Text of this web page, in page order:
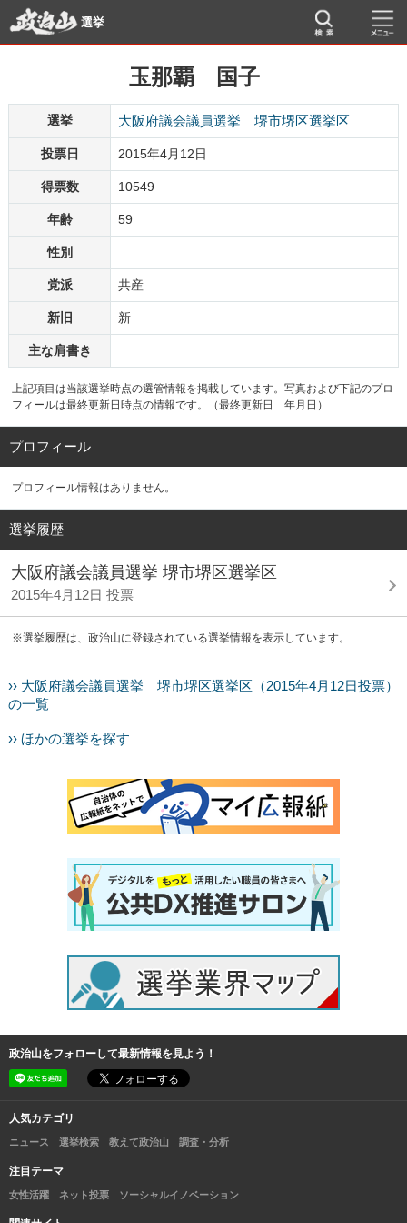
選挙
玉那覇 国子
選挙 大阪府議会議員選挙 堺市堺区選挙区
投票日 2015年4月12日
得票数 10549
年齢 59
性別
党派 共産
新旧 新
主な肩書き
上記項目は当該選挙時点の選管情報を掲載しています。写真および下記のプロ
フィールは最終更新日時点の情報です。（最終更新日 年月日）
プロフィール
プロフィール情報はありません。
選挙履歴
大阪府議会議員選挙 堺市堺区選挙区
2015年4月12日 投票
※選挙履歴は、政治山に登録されている選挙情報を表示しています。
›› 大阪府議会議員選挙 堺市堺区選挙区（2015年4月12日投票）
の一覧
›› ほかの選挙を探す
政治山をフォローして最新情報を見よう！
人気カテゴリ
ニュース 選挙検索 教えて政治山 調査・分析
注目テーマ
女性活躍 ネット投票 ソーシャルイノベーション